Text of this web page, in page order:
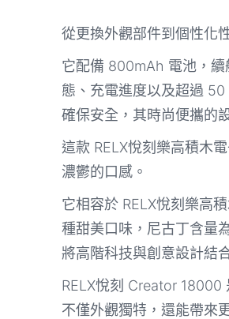
從更換外觀部件到個性化
它配備 800mAh 電池，
態、充電進度以及超過
確保安全，其時尚便攜的
這款 RELX悅刻樂高積木
濃鬱的口感。
它相容於 RELX悅刻樂高
種甜美口味，尼古丁含量
將高階科技與創意設計結
RELX悅刻 Creator 18000
不僅外觀獨特，還能帶來